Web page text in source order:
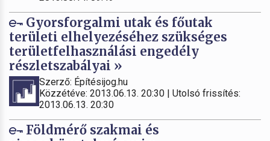
Gyorsforgalmi utak és főutak
területi elhelyezéséhez szükséges
területfelhasználási engedély
részletszabályai »
Szerző: Építésijog.hu
Közzétéve: 2013.06.13. 20:30 | Utolsó frissítés:
2013.06.13. 20:30
Földmérő szakmai és